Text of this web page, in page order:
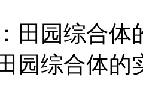
园综合体
园综合体的